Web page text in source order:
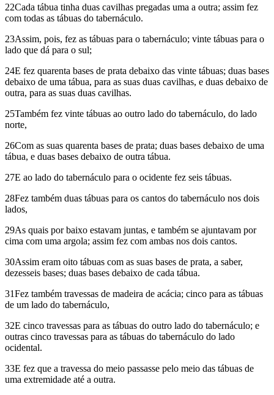
22Cada tábua tinha duas cavilhas pregadas uma a outra; assim fez
com todas as tábuas do tabernáculo.
23Assim, pois, fez as tábuas para o tabernáculo; vinte tábuas para o
lado que dá para o sul;
24E fez quarenta bases de prata debaixo das vinte tábuas; duas bases
debaixo de uma tábua, para as suas duas cavilhas, e duas debaixo de
outra, para as suas duas cavilhas.
25Também fez vinte tábuas ao outro lado do tabernáculo, do lado
norte,
26Com as suas quarenta bases de prata; duas bases debaixo de uma
tábua, e duas bases debaixo de outra tábua.
27E ao lado do tabernáculo para o ocidente fez seis tábuas.
28Fez também duas tábuas para os cantos do tabernáculo nos dois
lados,
29As quais por baixo estavam juntas, e também se ajuntavam por
cima com uma argola; assim fez com ambas nos dois cantos.
30Assim eram oito tábuas com as suas bases de prata, a saber,
dezesseis bases; duas bases debaixo de cada tábua.
31Fez também travessas de madeira de acácia; cinco para as tábuas
de um lado do tabernáculo,
32E cinco travessas para as tábuas do outro lado do tabernáculo; e
outras cinco travessas para as tábuas do tabernáculo do lado
ocidental.
33E fez que a travessa do meio passasse pelo meio das tábuas de
uma extremidade até a outra.